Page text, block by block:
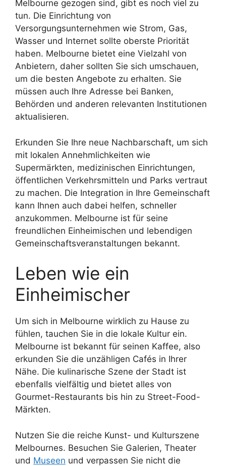
Melbourne gezogen sind, gibt es noch viel zu
tun. Die Einrichtung von
Versorgungsunternehmen wie Strom, Gas,
Wasser und Internet sollte oberste Priorität
haben. Melbourne bietet eine Vielzahl von
Anbietern, daher sollten Sie sich umschauen,
um die besten Angebote zu erhalten. Sie
müssen auch Ihre Adresse bei Banken,
Behörden und anderen relevanten Institutionen
aktualisieren.
Erkunden Sie Ihre neue Nachbarschaft, um sich
mit lokalen Annehmlichkeiten wie
Supermärkten, medizinischen Einrichtungen,
öffentlichen Verkehrsmitteln und Parks vertraut
zu machen. Die Integration in Ihre Gemeinschaft
kann Ihnen auch dabei helfen, schneller
anzukommen. Melbourne ist für seine
freundlichen Einheimischen und lebendigen
Gemeinschaftsveranstaltungen bekannt.
Leben wie ein
Einheimischer
Um sich in Melbourne wirklich zu Hause zu
fühlen, tauchen Sie in die lokale Kultur ein.
Melbourne ist bekannt für seinen Kaffee, also
erkunden Sie die unzähligen Cafés in Ihrer
Nähe. Die kulinarische Szene der Stadt ist
ebenfalls vielfältig und bietet alles von
Gourmet-Restaurants bis hin zu Street-Food-
Märkten.
Nutzen Sie die reiche Kunst- und Kulturszene
Melbournes. Besuchen Sie Galerien, Theater
und Museen und verpassen Sie nicht die